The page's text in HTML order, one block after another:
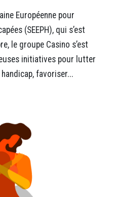
Européenne pour
(SEEPH), qui s’est
le groupe Casino s’est
initiatives pour lutter
favoriser...